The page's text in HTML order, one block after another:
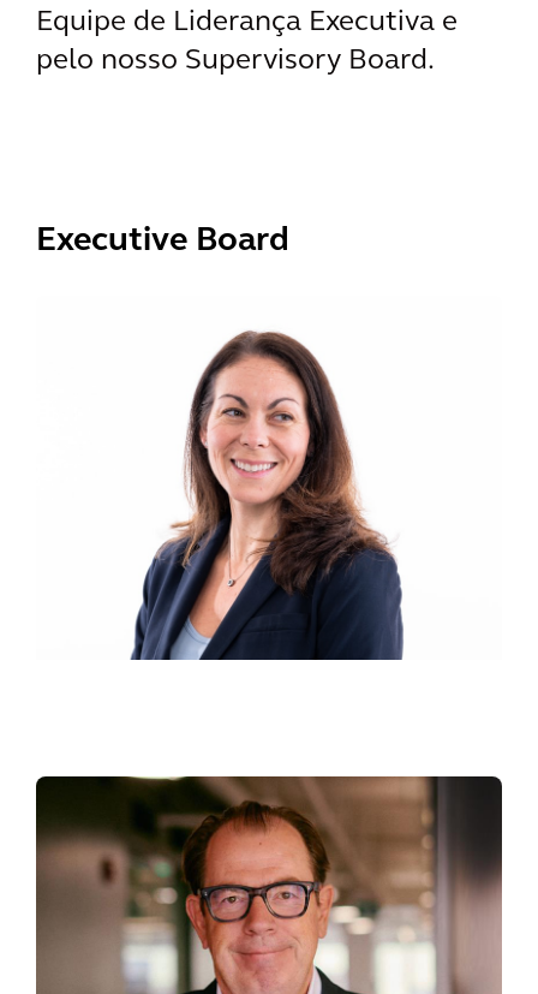
Equipe de Liderança Executiva e
pelo nosso Supervisory Board.
Executive Board